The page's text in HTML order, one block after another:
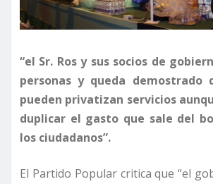
“el Sr. Ros y sus socios de
personas y queda demostrado
pueden privatizan servicios
duplicar el gasto que sale del
los ciudadanos”.
El Partido Popular critica que “el